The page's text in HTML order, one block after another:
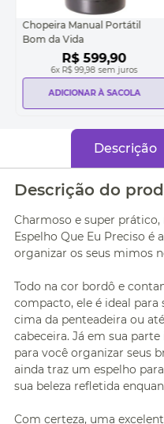
Chopeira Manual Portátil
Bom da Vida
R$ 599,90
6x R$ 99,98 sem juros
ADICIONAR À SACOLA
Descrição
Descrição do
Charmoso e super
Espelho Que Eu Preciso é
organizar os seus mimos
Todo na cor bordô e
compacto, ele é ideal para
cima da penteadeira ou
cabeceira. Já em sua
para você organizar seus
ainda traz um espelho
sua beleza refletida
Com certeza, uma